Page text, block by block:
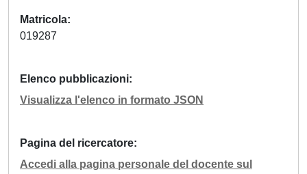
Matricola
019287
Elenco pubblicazioni
Visualizza l'elenco in formato JSON
Pagina del ricercatore
Accedi alla pagina personale del docente sul